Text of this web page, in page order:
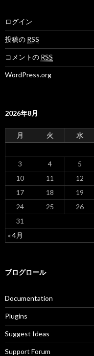
ログイン
投稿の RSS
コメントの RSS
WordPress.org
2026年8月
月 火 水
« 4月
3
4 5
10
11 12
17
18 19
24
25 26
31
ブログロール
Documentation
Plugins
Suggest Ideas
Support Forum